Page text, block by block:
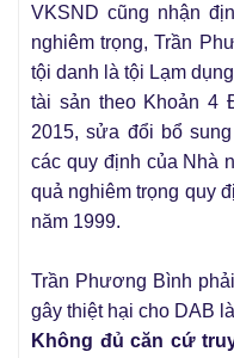
VKSND cũng nhận
nghiêm trọng, Trần
tội danh là tội Lạm
tài sản theo Khoản 4
2015, sửa đổi bổ
các quy định của Nhà
quả nghiêm trọng quy
năm 1999.
Trần Phương Bình
gây thiệt hại cho DAB
Không đủ căn cứ